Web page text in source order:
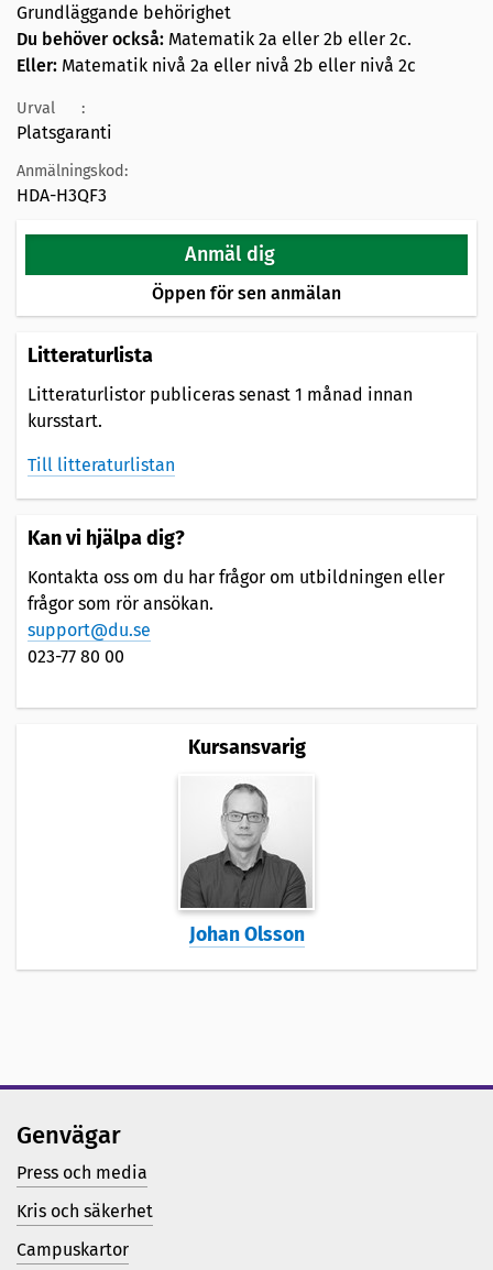
Grundläggande behörighet
Du behöver också: Matematik 2a eller 2b eller 2c.
Eller: Matematik nivå 2a eller nivå 2b eller nivå 2c
Urval :
Platsgaranti
Anmälningskod:
HDA-H3QF3
Anmäl dig
Öppen för sen anmälan
Litteraturlista
Litteraturlistor publiceras senast 1 månad innan
kursstart.
Till litteraturlistan
Kan vi hjälpa dig?
Kontakta oss om du har frågor om utbildningen eller
frågor som rör ansökan.
support@du.se
023-77 80 00
Kursansvarig
Johan Olsson
Genvägar
Press och media
Kris och säkerhet
Campuskartor